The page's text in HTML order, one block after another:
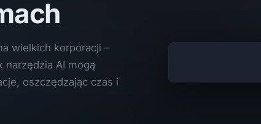
wielkich korporacji –
narzędzia AI mogą
oszczędzając czas i